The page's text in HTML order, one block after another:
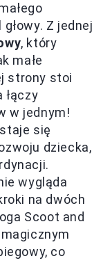
Z jednej
, który
małe
strony stoi
łączy
w jednym!
się
dziecka,
wygląda
na dwóch
Scoot and
co